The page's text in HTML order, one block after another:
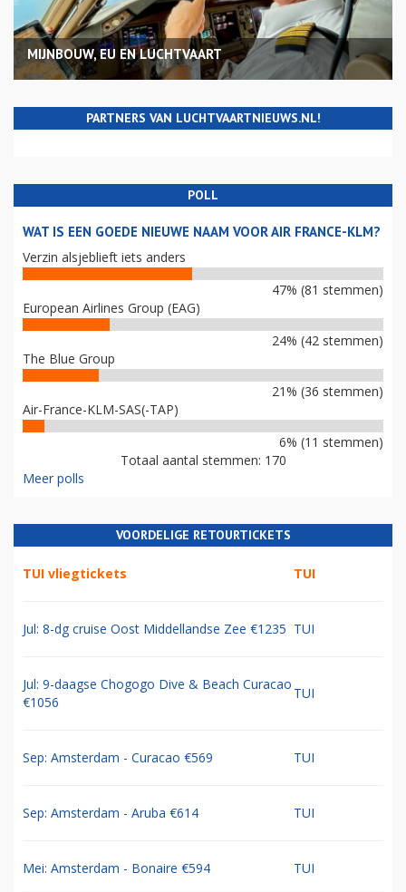
MIJNBOUW, EU EN LUCHTVAART
PARTNERS VAN LUCHTVAARTNIEUWS.NL!
POLL
WAT IS EEN GOEDE NIEUWE NAAM VOOR AIR FRANCE-KLM?
Verzin alsjeblieft iets anders
47% (81 stemmen)
European Airlines Group (EAG)
24% (42 stemmen)
The Blue Group
21% (36 stemmen)
Air-France-KLM-SAS(-TAP)
6% (11 stemmen)
Totaal aantal stemmen: 170
Meer polls
VOORDELIGE RETOURTICKETS
TUI vliegtickets TUI
Jul: 8-dg cruise Oost Middellandse Zee €1235 TUI
Jul: 9-daagse Chogogo Dive & Beach Curacao
€1056
TUI
Sep: Amsterdam - Curacao €569 TUI
Sep: Amsterdam - Aruba €614 TUI
Mei: Amsterdam - Bonaire €594 TUI